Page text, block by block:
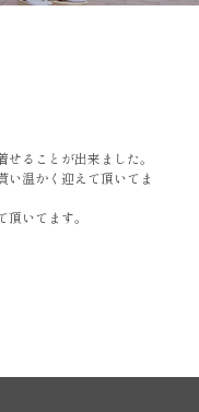
ることが出来ました。
い温かく迎えて頂いてま
いてます。